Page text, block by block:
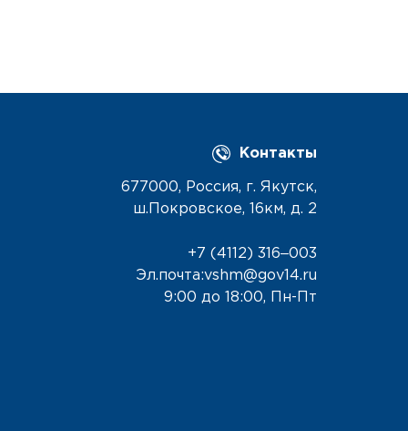
Контакты
677000, Россия, г. Якутск,
ш.Покровское, 16км, д. 2
+7 (4112) 316‒003
Эл.почта:vshm@gov14.ru
9:00 до 18:00, Пн-Пт